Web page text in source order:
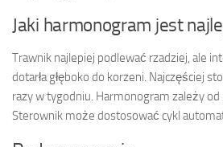
Jaki harmonogram jest
Trawnik najlepiej podlewać rzadziej, ale
dotarła głęboko do korzeni. Najczęściej
razy w tygodniu. Harmonogram zależy
Sterownik może dostosować cykl